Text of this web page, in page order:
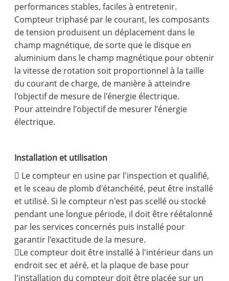
performances stables, faciles à entretenir.
Compteur triphasé par le courant, les composants
de tension produisent un déplacement dans le
champ magnétique, de sorte que le disque en
aluminium dans le champ magnétique pour obtenir
la vitesse de rotation soit proportionnel à la taille
du courant de charge, de manière à atteindre
l'objectif de mesure de l'énergie électrique.
Pour atteindre l’objectif de mesurer l’énergie
électrique.
Installation et utilisation
 Le compteur en usine par l'inspection et qualifié,
et le sceau de plomb d'étanchéité, peut être installé
et utilisé. Si le compteur n'est pas scellé ou stocké
pendant une longue période, il doit être réétalonné
par les services concernés puis installé pour
garantir l'exactitude de la mesure.
Le compteur doit être installé à l'intérieur dans un
endroit sec et aéré, et la plaque de base pour
l'installation du compteur doit être placée sur un